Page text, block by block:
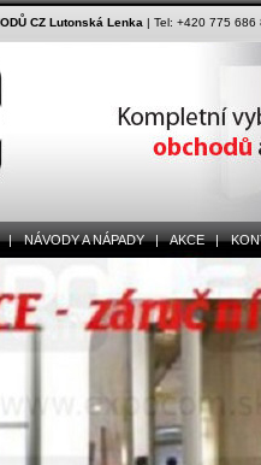
CZ Lutonská Lenka | Tel: +420 775
|NÁVODY A NÁPADY |AKCE |